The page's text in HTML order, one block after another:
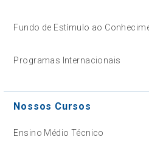
Fundo de Estímulo ao
Programas Internacionais
Nossos Cursos
Ensino Médio Técnico